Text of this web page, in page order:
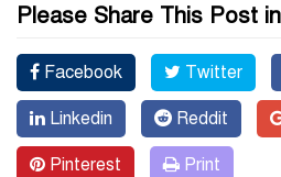
Please Share This Post
Facebook Twitter
Linkedin Reddit
Pinterest Print